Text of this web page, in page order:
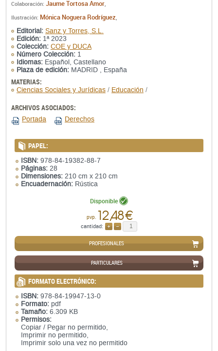
Colaboración: Jaume Tortosa Amor,
Ilustración: Mónica Noguera Rodríguez,
Editorial: Sanz y Torres, S.L.
Edición: 1ª 2023
Colección: COE y DUCA
Número Colección: 1
Idiomas: Español, Castellano
Plaza de edición: MADRID , España
MATERIAS:
Ciencias Sociales y Jurídicas / Educación /
ARCHIVOS ASOCIADOS:
Portada Derechos
PAPEL:
ISBN: 978-84-19382-88-7
Páginas: 28
Dimensiones: 210 cm x 210 cm
Encuadernación: Rústica
Disponible
pvp. 12,48 €
cantidad:
PROFESIONALES
PARTICULARES
FORMATO ELECTRÓNICO:
ISBN: 978-84-19947-13-0
Formato: pdf
Tamaño: 6.309 KB
Permisos:
Copiar / Pegar no permitido,
Imprimir no permitido,
Imprimir solo una vez no permitido